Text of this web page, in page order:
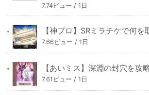
7.74ビュー / 1日
【神プロ】SRミラチケで何を
7.66ビュー / 1日
【あいミス】深淵の封穴を攻
7.61ビュー / 1日